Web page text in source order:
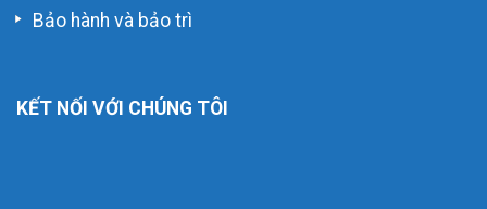
Bảo hành và bảo trì
KẾT NỐI VỚI CHÚNG TÔI